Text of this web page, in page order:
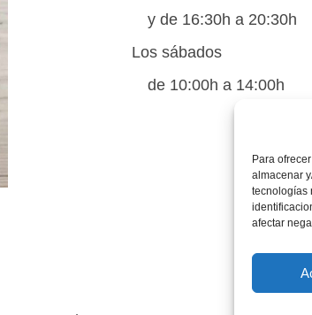
Para
almacenar
tecnologías
afectar
y de 16:30h a 20:30h
Los sábados
de 10:00h a 14:00h